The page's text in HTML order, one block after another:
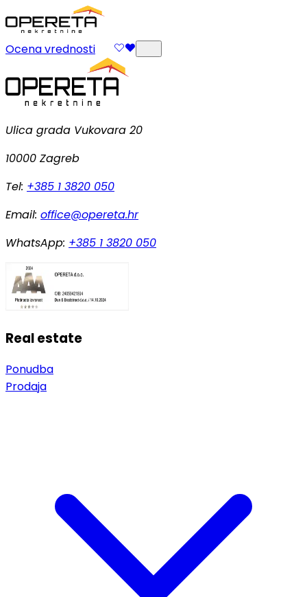
Ocena vrednosti
Ulica grada Vukovara 20
10000 Zagreb
Tel: +385 1 3820 050
Email: office@opereta.hr
WhatsApp: +385 1 3820 050
Real estate
Ponudba
Prodaja